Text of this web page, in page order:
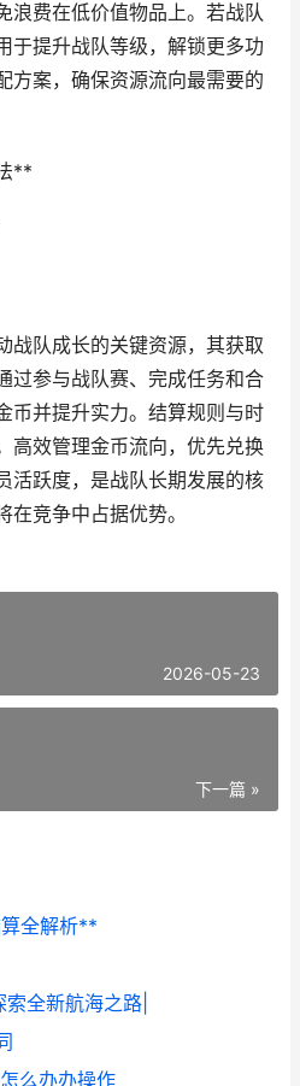
浪费在低价值物品上。若战队
于提升战队等级，解锁更多功
方案，确保资源流向最需要的
**
战队成长的关键资源，其获取
过参与战队赛、完成任务和合
币并提升实力。结算规则与时
高效管理金币流向，优先兑换
活跃度，是战队长期发展的核
竞争中占据优势。
2026-05-23
下一篇 »
全解析**
索全新航海之路|
么办办操作